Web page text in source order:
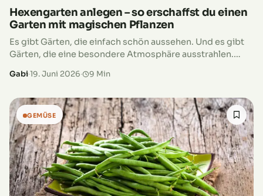
Hexengarten anlegen – so erschaffst du einen
Garten mit magischen Pflanzen
Es gibt Gärten, die einfach schön aussehen. Und es gibt
Gärten, die eine besondere Atmosphäre ausstrahlen.
liegt, Bienen zwischen blühenden…
Gabi·19. Juni 2026· 9 Min
GEMÜSE